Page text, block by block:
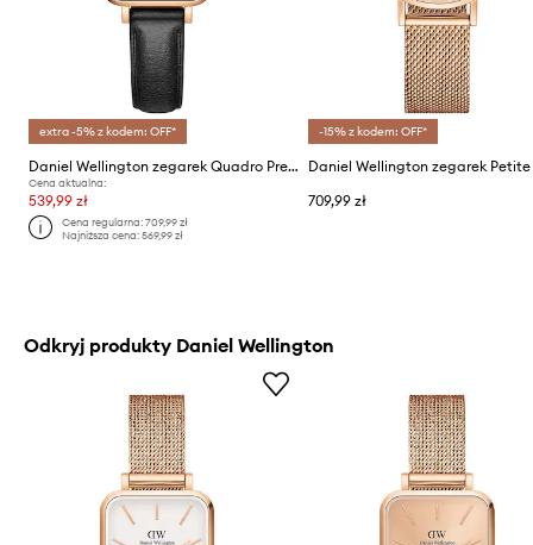
extra -5% z kodem: OFF*
Daniel Wellington zegarek Quadro Pressed
Cena aktualna:
539,99 zł
Cena regularna:709,99 zł
Najniższa cena:569,99 zł
-15% z kodem: OFF*
709,99 zł
Odkryj produkty Daniel Wellington